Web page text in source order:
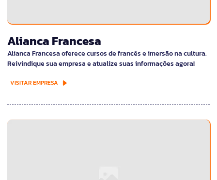
Alianca Francesa
Alianca Francesa oferece cursos de francês e imersão na cultura.
Reivindique sua empresa e atualize suas informações agora!
VISITAR EMPRESA